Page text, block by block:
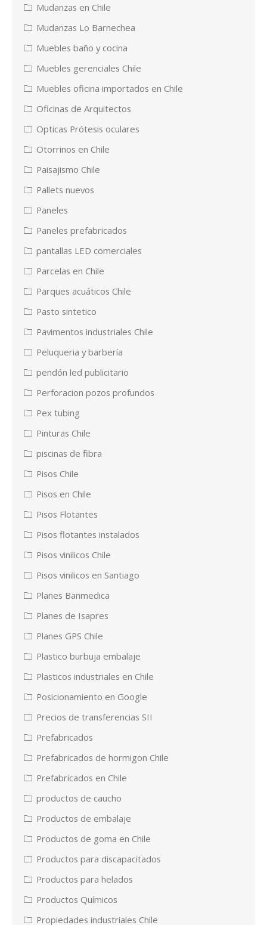
Mudanzas en Chile
Mudanzas Lo Barnechea
Muebles baño y cocina
Muebles gerenciales Chile
Muebles oficina importados en Chile
Oficinas de Arquitectos
Opticas Prótesis oculares
Otorrinos en Chile
Paisajismo Chile
Pallets nuevos
Paneles
Paneles prefabricados
pantallas LED comerciales
Parcelas en Chile
Parques acuáticos Chile
Pasto sintetico
Pavimentos industriales Chile
Peluqueria y barbería
pendón led publicitario
Perforacion pozos profundos
Pex tubing
Pinturas Chile
piscinas de fibra
Pisos Chile
Pisos en Chile
Pisos Flotantes
Pisos flotantes instalados
Pisos vinilicos Chile
Pisos vinilicos en Santiago
Planes Banmedica
Planes de Isapres
Planes GPS Chile
Plastico burbuja embalaje
Plasticos industriales en Chile
Posicionamiento en Google
Precios de transferencias SII
Prefabricados
Prefabricados de hormigon Chile
Prefabricados en Chile
productos de caucho
Productos de embalaje
Productos de goma en Chile
Productos para discapacitados
Productos para helados
Productos Químicos
Propiedades industriales Chile